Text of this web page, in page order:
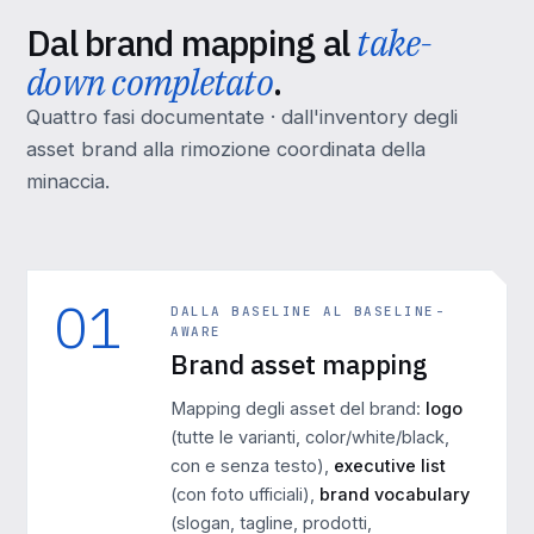
Dal brand mapping altake-
down completato.
Quattro fasi documentate · dall'inventory degli
asset brand alla rimozione coordinata della
minaccia.
01
DALLA BASELINE AL BASELINE-
AWARE
Brand asset mapping
Mapping degli asset del brand: logo
(tutte le varianti, color/white/black,
con e senza testo), executive list
(con foto ufficiali), brand vocabulary
(slogan, tagline, prodotti,